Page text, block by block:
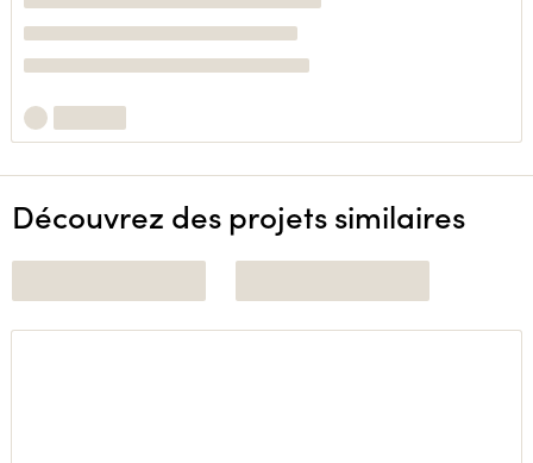
Découvrez des projets similaires